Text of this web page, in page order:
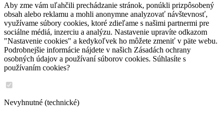
Aby zme vám uľahčili prechádzanie stránok, ponúkli prizpôsobený
obsah alebo reklamu a mohli anonymne analyzovať návštevnosť,
využívame súbory cookies, ktoré zdieľame s našimi partnermi pre
sociálne médiá, inzerciu a analýzu. Nastavenie upravíte odkazom
"Nastavenie cookies" a kedykoľvek ho môžete zmeniť v päte webu.
Podrobnejšie informácie nájdete v našich Zásadách ochrany
osobných údajov a používaní súborov cookies. Súhlasíte s
používaním cookies?
Nevyhnutné (technické)